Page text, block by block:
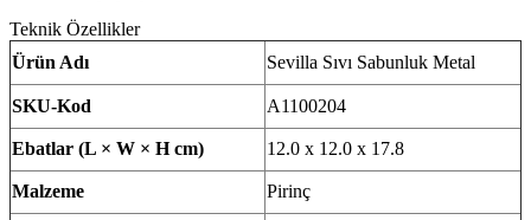
Teknik Özellikler
Ürün Adı
Sevilla Sıvı Sabunluk Metal
SKU-Kod A1100204
Ebatlar (L × W × H cm) 12.0 x 12.0 x 17.8
Malzeme Pirinç